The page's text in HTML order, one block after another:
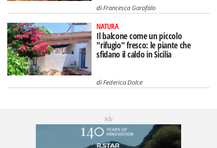
diFrancesca Garofalo
NATURA
Il balcone come un piccolo
"rifugio" fresco: le piante che
sfidano il caldo in Sicilia
diFederica Dolce
Adv